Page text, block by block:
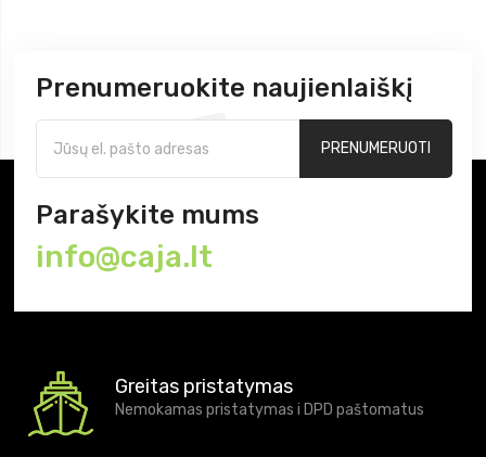
Prenumeruokite naujienlaiškį
PRENUMERUOTI
Parašykite mums
info@caja.lt
Greitas pristatymas
Nemokamas pristatymas i DPD paštomatus